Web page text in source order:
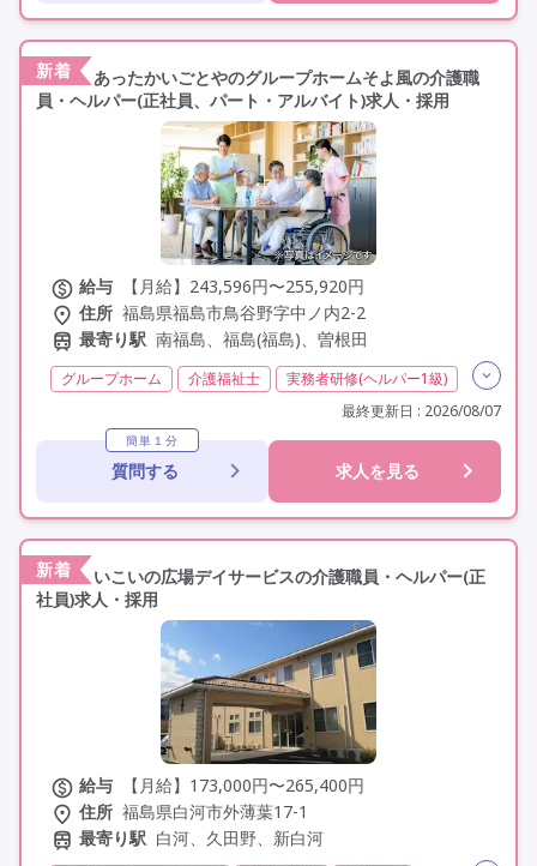
新着
あったかいごとやのグループホームそよ風の介護職
員・ヘルパー(正社員、パート・アルバイト)求人・採用
給与
【月給】243,596円〜255,920円
住所 福島県福島市鳥谷野字中ノ内2-2
最寄り駅 南福島、福島(福島)、曽根田
グループホーム 介護福祉士
実務者研修(ヘルパー1級)
夜勤専従
残業月20時間以内
非常勤
社会保険完備
交通費支給
学歴不問
定年60歳以上
資格取得支援
最終更新日 : 2026/08/07
簡単１分
質問する 求人を見る
新着
いこいの広場デイサービスの介護職員・ヘルパー(正
社員)求人・採用
給与
【月給】173,000円〜265,400円
住所 福島県白河市外薄葉17-1
最寄り駅 白河、久田野、新白河